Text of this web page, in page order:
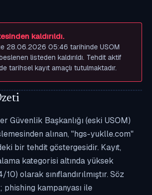
kaldırıldı.
28.06.2026 05:46 tarihinde USOM
listeden kaldırıldı. Tehdit aktif
tarihsel kayıt amaçlı tutulmaktadır.
Güvenlik Başkanlığı (eski USOM)
alınan, "hgs-yuklle.com"
bir tehdit göstergesidir. Kayıt,
kategorisi altında yüksek
olarak sınıflandırılmıştır. Söz
phishing kampanyası ile